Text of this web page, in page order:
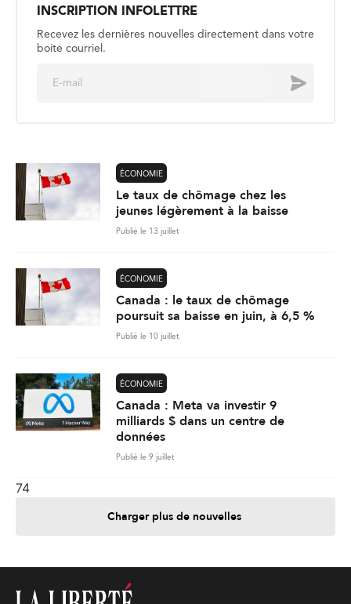
INSCRIPTION INFOLETTRE
Recevez les dernières nouvelles directement dans votre
boite courriel.
Envoyer
ÉCONOMIE
Le taux de chômage chez les
jeunes légèrement à la baisse
Publié le 13 juillet
ÉCONOMIE
Canada : le taux de chômage
poursuit sa baisse en juin, à 6,5 %
Publié le 10 juillet
ÉCONOMIE
Canada : Meta va investir 9
milliards $ dans un centre de
données
Publié le 9 juillet
74
Charger plus de nouvelles